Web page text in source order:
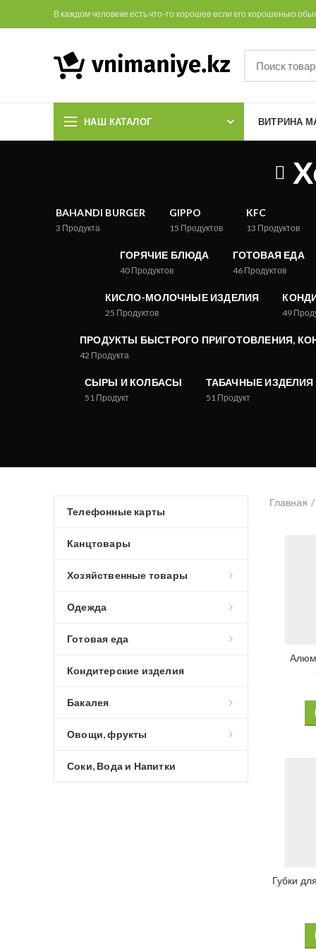
В каждом человеке есть что-то хорошее если его хорошенько
НАШ КАТАЛОГ ВИТРИНА
BAHANDI BURGER
3 Продукта
GIPPO
15 Продуктов
KFC
13 Продуктов
ГОРЯЧИЕ БЛЮДА
40 Продуктов
ГОТОВАЯ ЕДА
46 Продуктов
КИСЛО-МОЛОЧНЫЕ ИЗДЕЛИЯ
25 Продуктов 49
ПРОДУКТЫ БЫСТРОГО ПРИГОТОВЛЕНИЯ,
42 Продукта
СЫРЫ И КОЛБАСЫ
51 Продукт
ТАБАЧНЫЕ ИЗДЕЛИЯ
51 Продукт
Главная
Губки
Телефонные карты
Канцтовары
Хозяйственные товары
Одежда
Готовая еда
Кондитерские изделия
Бакалея
Овощи, фрукты
Соки, Вода и Напитки